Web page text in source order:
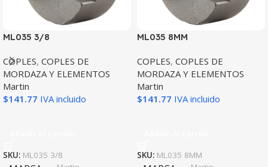
ML035 3/8
COPLES, COPLES DE
MORDAZA Y ELEMENTOS
Martin
$141.77 IVA incluido
SKU: ML035 3/8
ML035 8MM
COPLES, COPLES DE
MORDAZA Y ELEMENTOS
Martin
$141.77 IVA incluido
SKU: ML035 8MM